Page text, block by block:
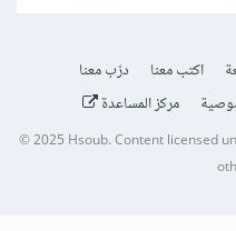
اكتب معنا
درّب معنا
مركز المساعدة
© 2025Hsoub.Content licensed